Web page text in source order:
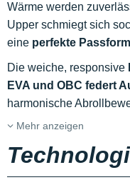
Wärme werden
Upper schmiegt sich
eine perfekte Passform
Die weiche, responsive
EVA und OBC federt
harmonische
Mehr anzeigen